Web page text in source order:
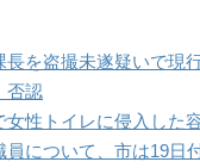
長を盗撮未遂疑いで
否認
女性トイレに侵入した
員について、市は19日